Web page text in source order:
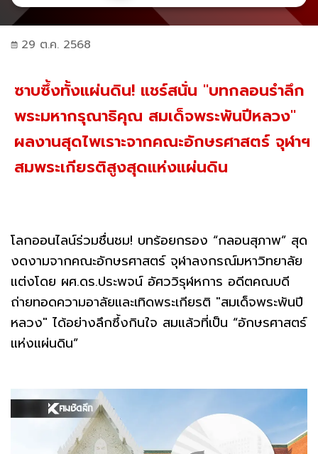
29 ต.ค. 2568
ซาบซึ้งทั้งแผ่นดิน! แชร์สนั่น "บทกลอนรำลึก
พระมหากรุณาธิคุณ สมเด็จพระพันปีหลวง"
ผลงานสุดไพเราะจากคณะอักษรศาสตร์ จุฬาฯ
สมพระเกียรติสูงสุดแห่งแผ่นดิน
โลกออนไลน์ร่วมชื่นชม! บทร้อยกรอง “กลอนสุภาพ” สุด
งดงามจากคณะอักษรศาสตร์ จุฬาลงกรณ์มหาวิทยาลัย
แต่งโดย ผศ.ดร.ประพจน์ อัศววิรุฬหการ อดีตคณบดี
ถ่ายทอดความอาลัยและเทิดพระเกียรติ "สมเด็จพระพันปี
หลวง" ได้อย่างลึกซึ้งกินใจ สมแล้วที่เป็น “อักษรศาสตร์
แห่งแผ่นดิน”